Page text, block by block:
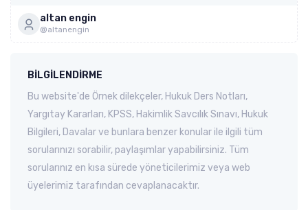
altan engin
@altanengin
BILGILENDIRME
Bu website'de Örnek dilekçeler, Hukuk Ders Notları,
Yargıtay Kararları, KPSS, Hakimlik Savcılık Sınavı, Hukuk
Bilgileri, Davalar ve bunlara benzer konular ile ilgili tüm
sorularınızı sorabilir, paylaşımlar yapabilirsiniz. Tüm
sorularınız en kısa sürede yöneticilerimiz veya web
üyelerimiz tarafından cevaplanacaktır.